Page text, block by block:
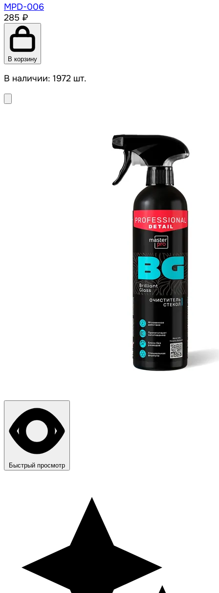
MPD-006
285 ₽
В корзину
В наличии: 1972 шт.
Быстрый просмотр